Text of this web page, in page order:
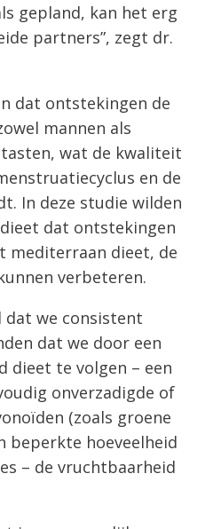
gepland, kan het erg
partners”, zegt dr.
dat ontstekingen de
mannen als
wat de kwaliteit
en de
In deze studie wilden
dat ontstekingen
mediterraan dieet, de
verbeteren.
dat we consistent
dat we door een
dieet te volgen – een
onverzadigde of
(zoals groene
beperkte hoeveelheid
– de vruchtbaarheid